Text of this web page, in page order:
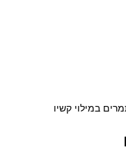
במילוי קשיו